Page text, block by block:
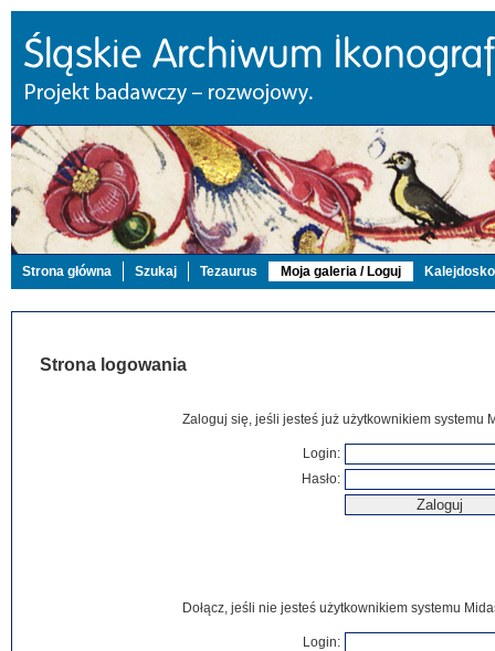
Strona główna Szukaj Tezaurus Moja galeria / Loguj
Strona logowania
Zaloguj się, jeśli jesteś już użytkownikiem systemu
Login:
Hasło:
Dołącz, jeśli nie jesteś użytkownikiem systemu
Login: